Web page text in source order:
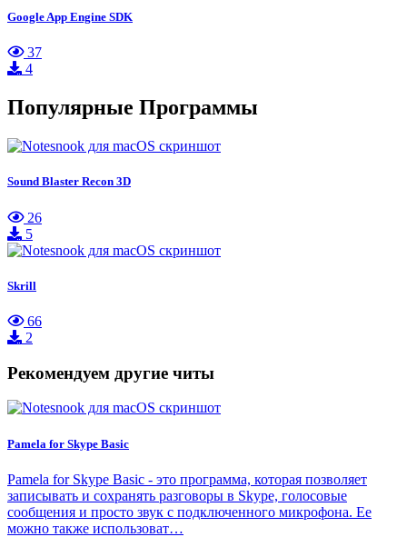
Google App Engine SDK
37
4
Популярные Программы
Sound Blaster Recon 3D
26
5
Skrill
66
2
Рекомендуем другие читы
Pamela for Skype Basic
Pamela for Skype Basic - это программа, которая позволяет
записывать и сохранять разговоры в Skype, голосовые
сообщения и просто звук с подключенного микрофона. Ее
можно также использоват…